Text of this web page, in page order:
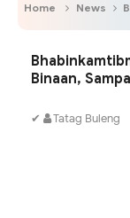
Home News
Binaan,
✔ Tatag Buleng